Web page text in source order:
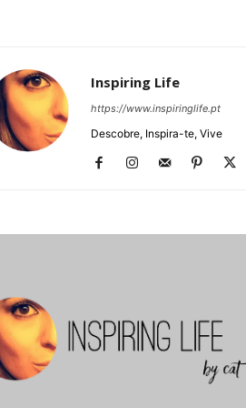
Inspiring Life
https://www.inspiringlife.pt
Descobre, Inspira-te, Vive